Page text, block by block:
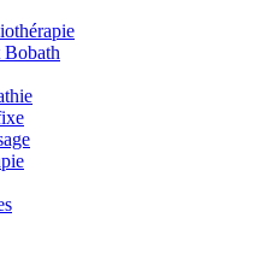
Bobath